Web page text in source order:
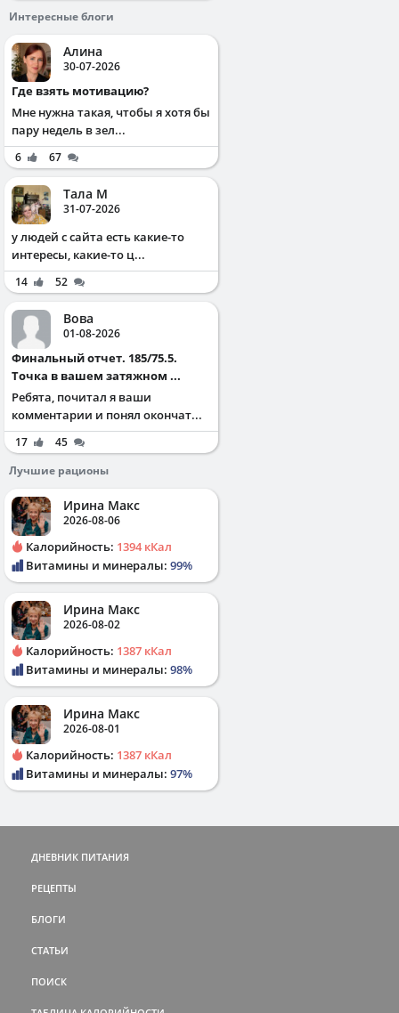
Интересные блоги
Алина
30-07-2026
Где взять мотивацию?
Мне нужна такая, чтобы я хотя бы
пару недель в зел...
6 67
Тала М
31-07-2026
у людей с сайта есть какие-то
интересы, какие-то ц...
14 52
Вова
01-08-2026
Финальный отчет. 185/75.5.
Точка в вашем затяжном ...
Ребята, почитал я ваши
комментарии и понял окончат...
17
45
Лучшие рационы
Ирина Макс
2026-08-06
Калорийность: 1394 кКал
Витамины и минералы: 99%
Ирина Макс
2026-08-02
Калорийность: 1387 кКал
Витамины и минералы: 98%
Ирина Макс
2026-08-01
Калорийность: 1387 кКал
Витамины и минералы: 97%
ДНЕВНИК ПИТАНИЯ
РЕЦЕПТЫ
БЛОГИ
СТАТЬИ
ПОИСК